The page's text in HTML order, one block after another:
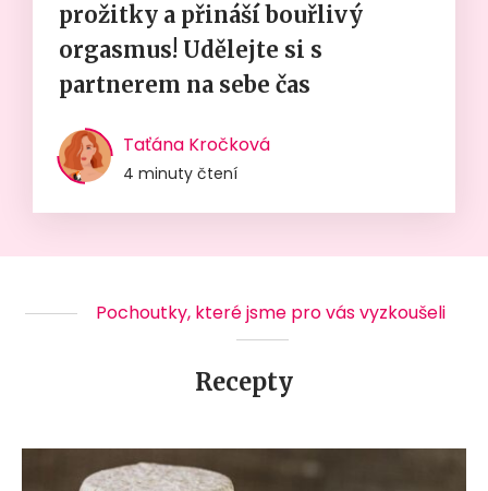
prožitky a přináší bouřlivý
orgasmus! Udělejte si s
partnerem na sebe čas
Taťána Kročková
4 minuty čtení
Pochoutky, které jsme pro vás vyzkoušeli
Recepty